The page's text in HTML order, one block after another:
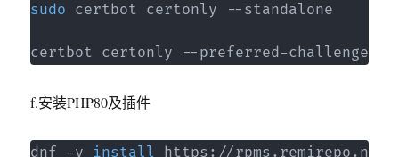
sudo certbot certonly --standalone
certbot certonly --preferred-challenges
f.安装PHP80及插件
dnf -y install https://